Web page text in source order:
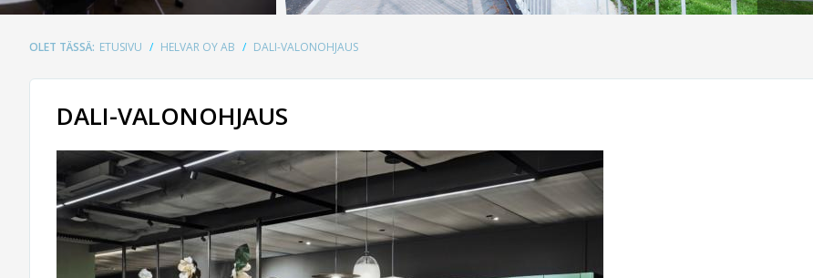
OLET TÄSSÄ: ETUSIVU HELVAR OY AB DALI-VALONOHJAUS
DALI-VALONOHJAUS